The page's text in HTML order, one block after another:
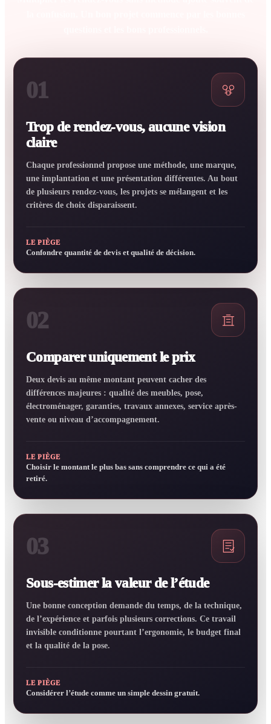
01
Trop de rendez-vous, aucune vision
claire
Chaque professionnel propose une méthode, une marque,
une implantation et une présentation différentes. Au bout
de plusieurs rendez-vous, les projets se mélangent et les
critères de choix disparaissent.
LE PIÈGE
Confondre quantité de devis et qualité de décision.
02
Comparer uniquement le prix
Deux devis au même montant peuvent cacher des
différences majeures : qualité des meubles, pose,
électroménager, garanties, travaux annexes, service après-
vente ou niveau d’accompagnement.
LE PIÈGE
Choisir le montant le plus bas sans comprendre ce qui a été
retiré.
03
Sous-estimer la valeur de l’étude
Une bonne conception demande du temps, de la technique,
de l’expérience et parfois plusieurs corrections. Ce travail
invisible conditionne pourtant l’ergonomie, le budget final
et la qualité de la pose.
LE PIÈGE
Considérer l’étude comme un simple dessin gratuit.